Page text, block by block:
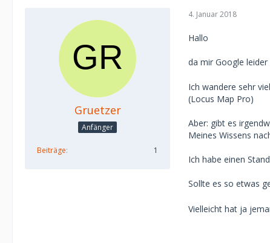
Gruetzer
Anfänger
Beiträge 1
4. Januar 2018
Hallo
da mir Google
Ich wandere sehr
(Locus Map Pro)
Aber: gibt es
Meines Wissens
Ich habe einen
Sollte es so etwas
Vielleicht hat ja